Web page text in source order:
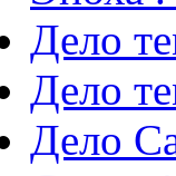
Дело
Дело
Дело